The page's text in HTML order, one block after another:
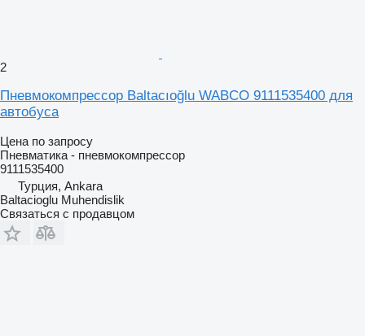
2
Пневмокомпрессор Baltacıoğlu WABCO 9111535400 для
автобуса
Цена по запросу
Пневматика - пневмокомпрессор
9111535400
Турция, Ankara
Baltacioglu Muhendislik
Связаться с продавцом